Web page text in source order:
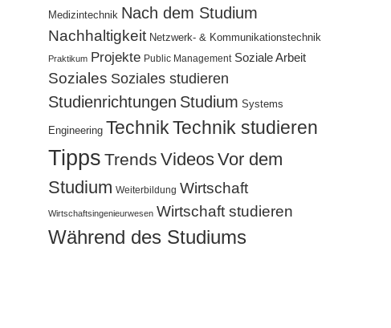
Medizintechnik Nach dem Studium
Nachhaltigkeit Netzwerk- & Kommunikationstechnik
Praktikum Projekte Public Management Soziale Arbeit
Soziales Soziales studieren
Studienrichtungen Studium Systems
Engineering TechnikTechnik studieren
Tipps Trends VideosVor dem
Studium Weiterbildung Wirtschaft
Wirtschaftsingenieurwesen Wirtschaft studieren
Während des Studiums